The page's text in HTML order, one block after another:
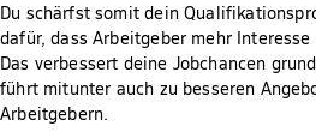
Du schärfst somit dein
dafür, dass Arbeitgeber mehr
Das verbessert deine Jobchancen
führt mitunter auch zu besseren
Arbeitgebern.